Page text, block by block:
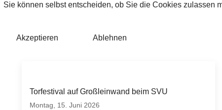
Torfestival auf Großleinwand beim SVU
Montag, 15. Juni 2026
Sie können selbst entscheiden, ob Sie die Cookies zulassen
Akzeptieren Ablehnen